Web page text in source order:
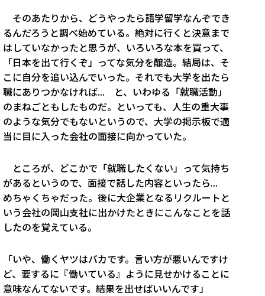
そのあたりから、どうやったら語学留学なんぞでき
るんだろうと調べ始めている。絶対に行くと決意まで
はしていなかったと思うが、いろいろな本を買って、
「日本を出て行くぞ」ってな気分を醸造。結局は、そ
こに自分を追い込んでいった。それでも大学を出たら
職にありつかなければ... と、いわゆる「就職活動」
のまねごともしたものだ。といっても、人生の重大事
のような気分でもないというので、大学の掲示板で適
当に目に入った会社の面接に向かっていた。
ところが、どこかで「就職したくない」って気持ち
があるというので、面接で話した内容といったら...
めちゃくちゃだった。後に大企業となるリクルートと
いう会社の岡山支社に出かけたときにこんなことを話
したのを覚えている。
「いや、働くヤツはバカです。言い方が悪いんですけ
ど、要するに『働いている』ように見せかけることに
意味なんてないです。結果を出せばいいんです」